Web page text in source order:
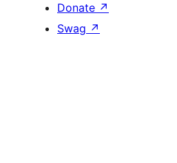
Donate ↗
Swag ↗